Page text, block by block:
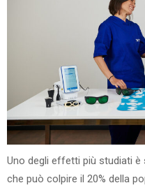
Uno degli effetti più studiati è
che può colpire il 20% della